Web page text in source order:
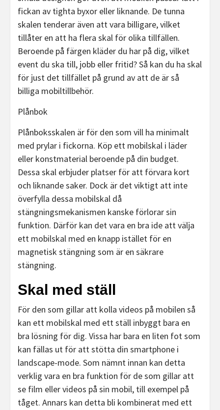
fickan av tighta byxor eller liknande. De tunna
skalen tenderar även att vara billigare, vilket
tillåter en att ha flera skal för olika tillfällen.
Beroende på färgen kläder du har på dig, vilket
event du ska till, jobb eller fritid? Så kan du ha skal
för just det tillfället på grund av att de är så
billiga mobiltillbehör.
Plånbok
Plånboksskalen är för den som vill ha minimalt
med prylar i fickorna. Köp ett mobilskal i läder
eller konstmaterial beroende på din budget.
Dessa skal erbjuder platser för att förvara kort
och liknande saker. Dock är det viktigt att inte
överfylla dessa mobilskal då
stängningsmekanismen kanske förlorar sin
funktion. Därför kan det vara en bra ide att välja
ett mobilskal med en knapp istället för en
magnetisk stängning som är en säkrare
stängning.
Skal med ställ
För den som gillar att kolla videos på mobilen så
kan ett mobilskal med ett ställ inbyggt bara en
bra lösning för dig. Vissa har bara en liten fot som
kan fällas ut för att stötta din smartphone i
landscape-mode. Som nämnt innan kan detta
verklig vara en bra funktion för de som gillar att
se film eller videos på sin mobil, till exempel på
tåget. Annars kan detta bli kombinerat med ett